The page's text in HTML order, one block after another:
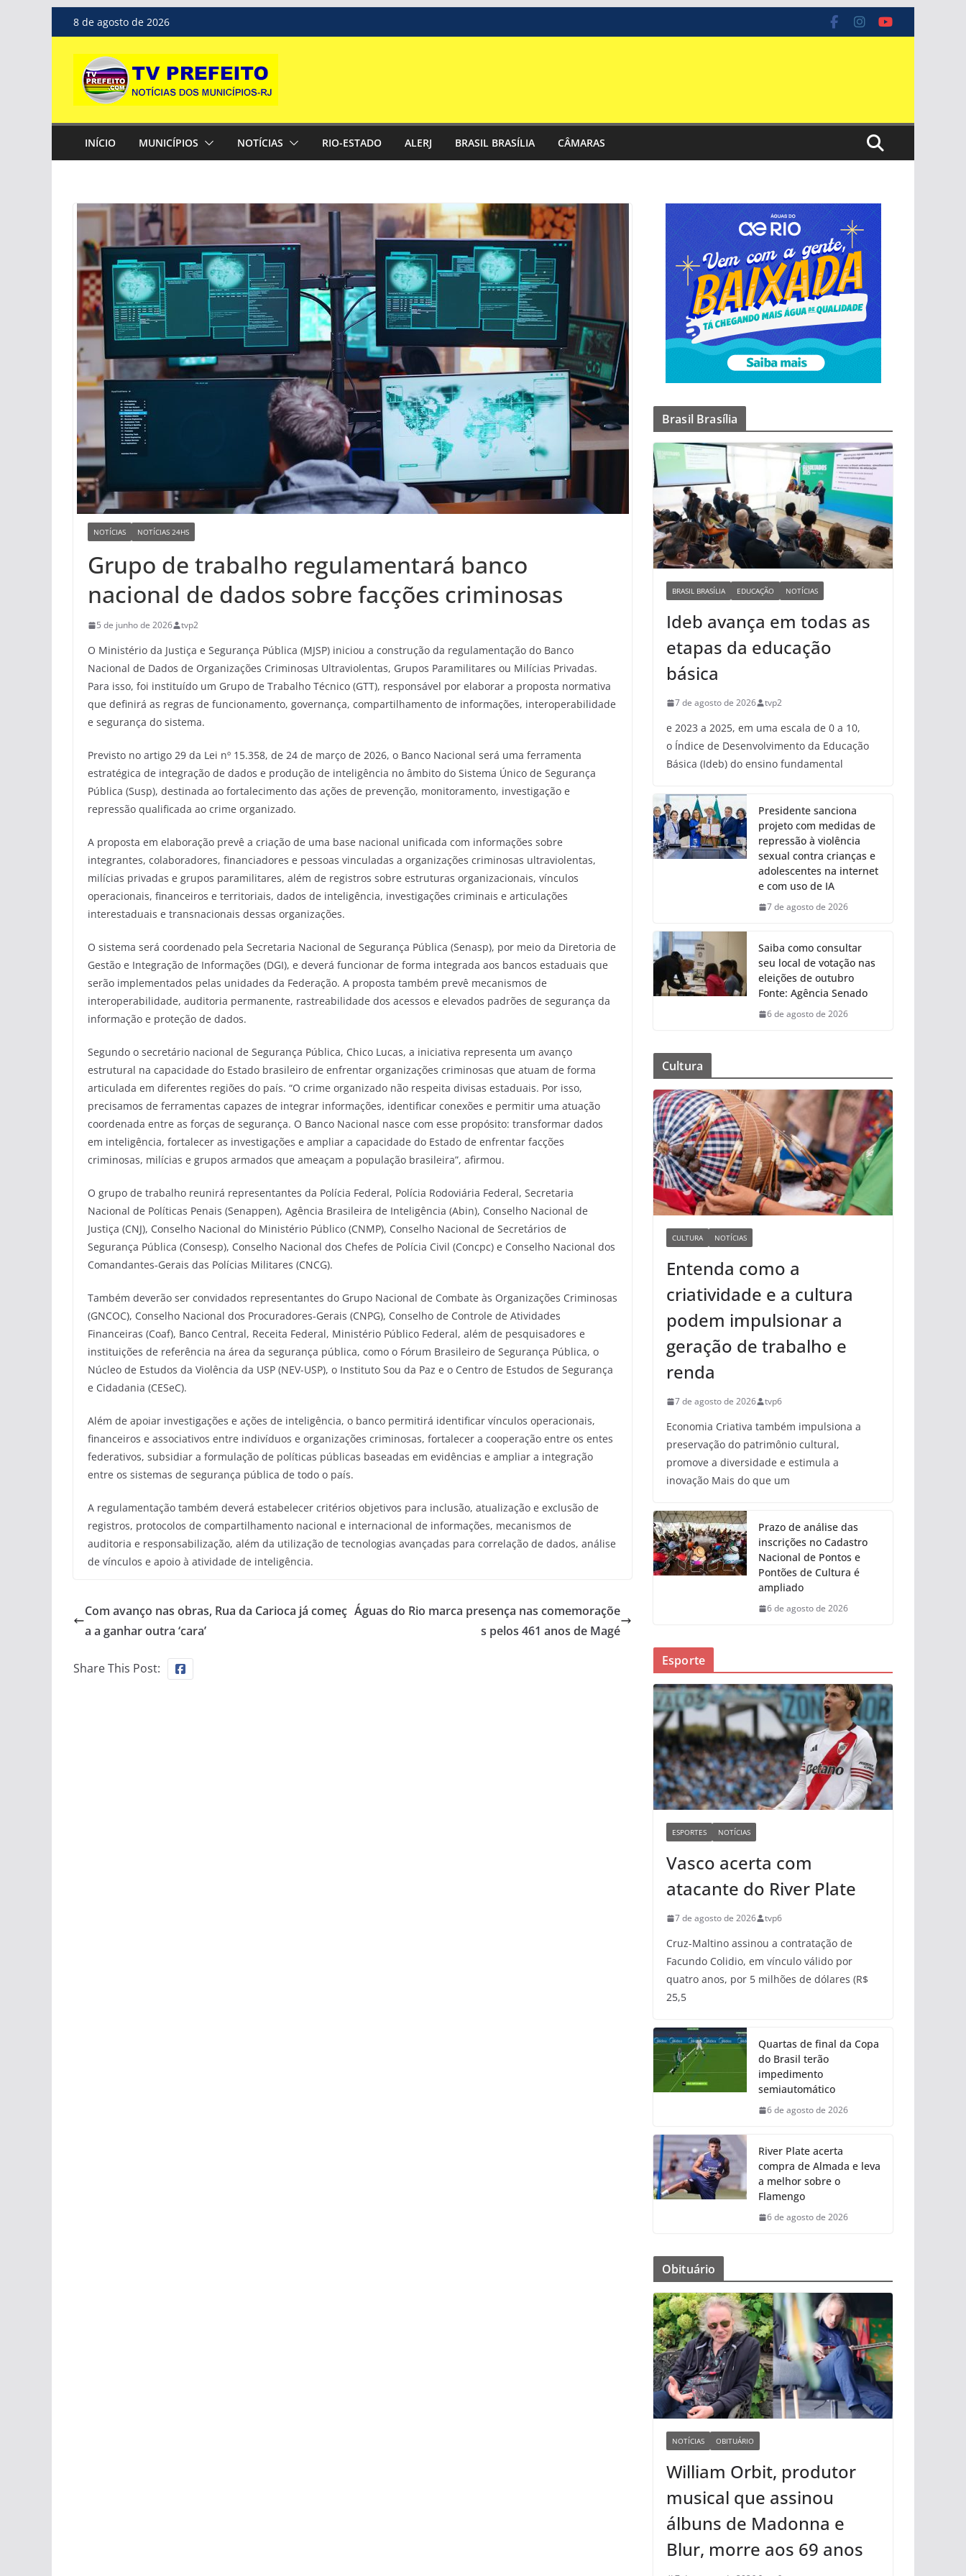
Pular
para
conteúdo
8 de agosto de 2026
INÍCIO MUNICÍPIOS NOTÍCIAS RIO-ESTADO ALERJ BRASIL BRASÍLIA CÂMARAS
NOTÍCIAS NOTÍCIAS 24HS
Grupo de trabalho regulamentará banco
nacional de dados sobre facções criminosas
5 de junho de 2026 tvp2
O Ministério da Justiça e Segurança Pública (MJSP) iniciou a construção da regulamentação do Banco
Nacional de Dados de Organizações Criminosas Ultraviolentas, Grupos Paramilitares ou Milícias Privadas.
Para isso, foi instituído um Grupo de Trabalho Técnico (GTT), responsável por elaborar a proposta normativa
que definirá as regras de funcionamento, governança, compartilhamento de informações, interoperabilidade
e segurança do sistema.
Previsto no artigo 29 da Lei nº 15.358, de 24 de março de 2026, o Banco Nacional será uma ferramenta
estratégica de integração de dados e produção de inteligência no âmbito do Sistema Único de Segurança
Pública (Susp), destinada ao fortalecimento das ações de prevenção, monitoramento, investigação e
repressão qualificada ao crime organizado.
A proposta em elaboração prevê a criação de uma base nacional unificada com informações sobre
integrantes, colaboradores, financiadores e pessoas vinculadas a organizações criminosas ultraviolentas,
milícias privadas e grupos paramilitares, além de registros sobre estruturas organizacionais, vínculos
operacionais, financeiros e territoriais, dados de inteligência, investigações criminais e articulações
interestaduais e transnacionais dessas organizações.
O sistema será coordenado pela Secretaria Nacional de Segurança Pública (Senasp), por meio da Diretoria de
Gestão e Integração de Informações (DGI), e deverá funcionar de forma integrada aos bancos estaduais que
serão implementados pelas unidades da Federação. A proposta também prevê mecanismos de
interoperabilidade, auditoria permanente, rastreabilidade dos acessos e elevados padrões de segurança da
informação e proteção de dados.
Segundo o secretário nacional de Segurança Pública, Chico Lucas, a iniciativa representa um avanço
estrutural na capacidade do Estado brasileiro de enfrentar organizações criminosas que atuam de forma
articulada em diferentes regiões do país. “O crime organizado não respeita divisas estaduais. Por isso,
precisamos de ferramentas capazes de integrar informações, identificar conexões e permitir uma atuação
coordenada entre as forças de segurança. O Banco Nacional nasce com esse propósito: transformar dados
em inteligência, fortalecer as investigações e ampliar a capacidade do Estado de enfrentar facções
criminosas, milícias e grupos armados que ameaçam a população brasileira”, afirmou.
O grupo de trabalho reunirá representantes da Polícia Federal, Polícia Rodoviária Federal, Secretaria
Nacional de Políticas Penais (Senappen), Agência Brasileira de Inteligência (Abin), Conselho Nacional de
Justiça (CNJ), Conselho Nacional do Ministério Público (CNMP), Conselho Nacional de Secretários de
Segurança Pública (Consesp), Conselho Nacional dos Chefes de Polícia Civil (Concpc) e Conselho Nacional dos
Comandantes-Gerais das Polícias Militares (CNCG).
Também deverão ser convidados representantes do Grupo Nacional de Combate às Organizações Criminosas
(GNCOC), Conselho Nacional dos Procuradores-Gerais (CNPG), Conselho de Controle de Atividades
Financeiras (Coaf), Banco Central, Receita Federal, Ministério Público Federal, além de pesquisadores e
instituições de referência na área da segurança pública, como o Fórum Brasileiro de Segurança Pública, o
Núcleo de Estudos da Violência da USP (NEV-USP), o Instituto Sou da Paz e o Centro de Estudos de Segurança
e Cidadania (CESeC).
Além de apoiar investigações e ações de inteligência, o banco permitirá identificar vínculos operacionais,
financeiros e associativos entre indivíduos e organizações criminosas, fortalecer a cooperação entre os entes
federativos, subsidiar a formulação de políticas públicas baseadas em evidências e ampliar a integração
entre os sistemas de segurança pública de todo o país.
A regulamentação também deverá estabelecer critérios objetivos para inclusão, atualização e exclusão de
registros, protocolos de compartilhamento nacional e internacional de informações, mecanismos de
auditoria e responsabilização, além da utilização de tecnologias avançadas para correlação de dados, análise
de vínculos e apoio à atividade de inteligência.
Com avanço nas obras, Rua da Carioca já começ
a a ganhar outra ‘cara’
Águas do Rio marca presença nas comemoraçõe
s pelos 461 anos de Magé
Share This Post:
Brasil Brasília
BRASIL BRASÍLIA EDUCAÇÃO NOTÍCIAS
Ideb avança em todas as
etapas da educação
básica
7 de agosto de 2026 tvp2
e 2023 a 2025, em uma escala de 0 a 10,
o Índice de Desenvolvimento da Educação
Básica (Ideb) do ensino fundamental
Presidente sanciona
projeto com medidas de
repressão à violência
sexual contra crianças e
adolescentes na internet
e com uso de IA
7 de agosto de 2026
Saiba como consultar
seu local de votação nas
eleições de outubro
Fonte: Agência Senado
6 de agosto de 2026
Cultura
CULTURA NOTÍCIAS
Entenda como a
criatividade e a cultura
podem impulsionar a
geração de trabalho e
renda
7 de agosto de 2026 tvp6
Economia Criativa também impulsiona a
preservação do patrimônio cultural,
promove a diversidade e estimula a
inovação Mais do que um
Prazo de análise das
inscrições no Cadastro
Nacional de Pontos e
Pontões de Cultura é
ampliado
6 de agosto de 2026
Esporte
ESPORTES NOTÍCIAS
Vasco acerta com
atacante do River Plate
7 de agosto de 2026 tvp6
Cruz-Maltino assinou a contratação de
Facundo Colidio, em vínculo válido por
quatro anos, por 5 milhões de dólares (R$
25,5
Quartas de final da Copa
do Brasil terão
impedimento
semiautomático
6 de agosto de 2026
River Plate acerta
compra de Almada e leva
a melhor sobre o
Flamengo
6 de agosto de 2026
Obituário
NOTÍCIAS OBITUÁRIO
William Orbit, produtor
musical que assinou
álbuns de Madonna e
Blur, morre aos 69 anos